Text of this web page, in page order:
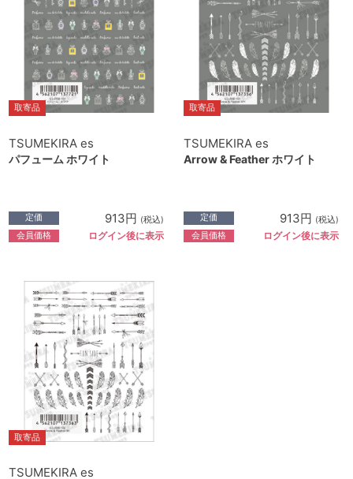
取寄品
TSUMEKIRA es
パフューム ホワイト
定価 913円 (税込)
会員価格 ログイン後に表示
取寄品
TSUMEKIRA es
Arrow & Feather ホワイト
定価 913円 (税込)
会員価格 ログイン後に表示
取寄品
TSUMEKIRA es